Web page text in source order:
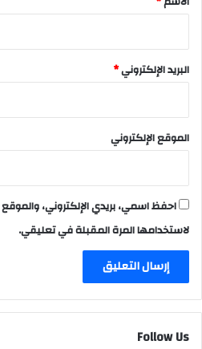
البريد الإلكتروني*
الموقع الإلكتروني
احفظ اسمي، بريدي الإلكتروني،
لاستخدامها المرة المقبلة في تعليقي.
Follow Us